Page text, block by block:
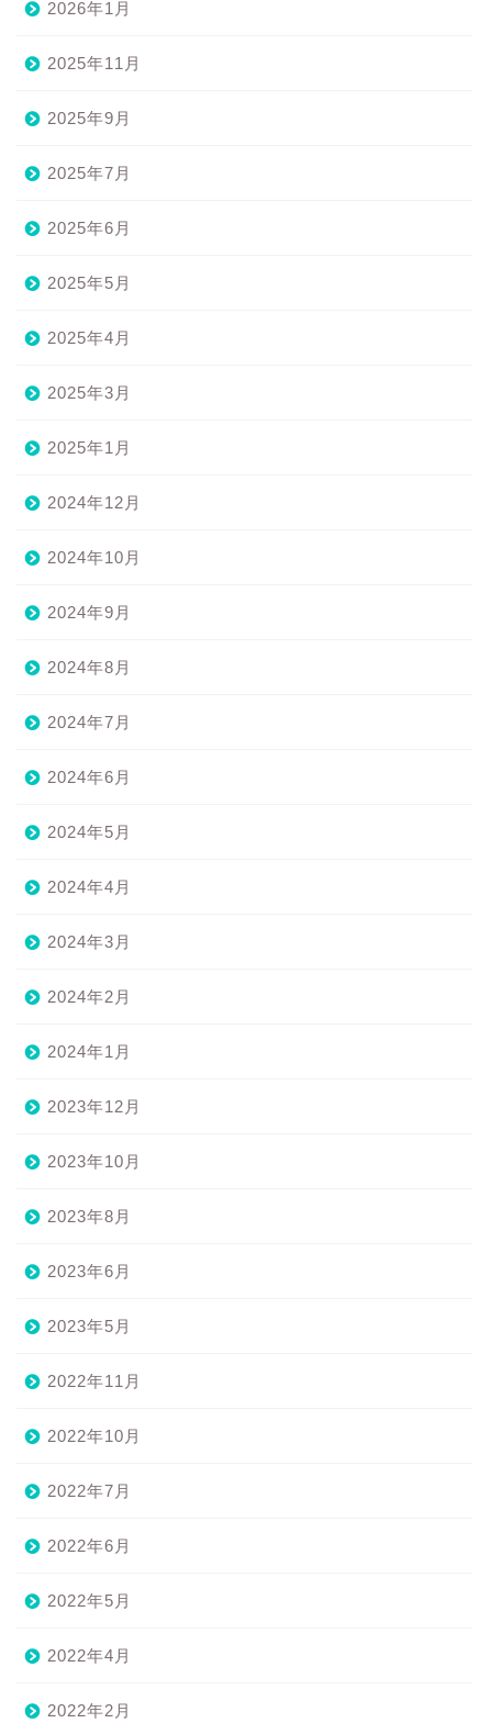
2026年1月
2025年11月
2025年9月
2025年7月
2025年6月
2025年5月
2025年4月
2025年3月
2025年1月
2024年12月
2024年10月
2024年9月
2024年8月
2024年7月
2024年6月
2024年5月
2024年4月
2024年3月
2024年2月
2024年1月
2023年12月
2023年10月
2023年8月
2023年6月
2023年5月
2022年11月
2022年10月
2022年7月
2022年6月
2022年5月
2022年4月
2022年2月